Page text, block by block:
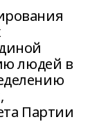
людей в
Партии